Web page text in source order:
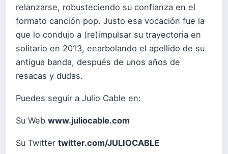
relanzarse, robusteciendo su confianza en el
formato canción pop. Justo esa vocación fue la
que lo condujo a (re)impulsar su trayectoria en
solitario en 2013, enarbolando el apellido de su
antigua banda, después de unos años de
resacas y dudas.
Puedes seguir a Julio Cable en:
Su Web www.juliocable.com
Su Twitter twitter.com/JULIOCABLE